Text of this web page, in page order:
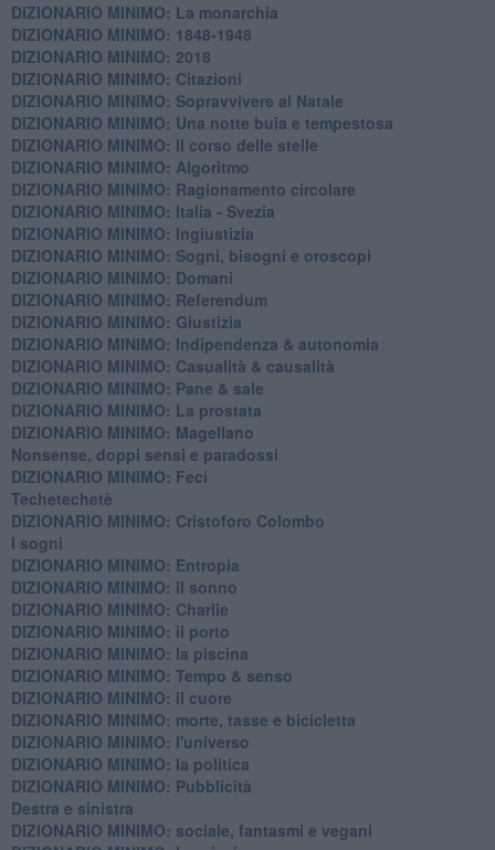
DIZIONARIO MINIMO: La monarchia
DIZIONARIO MINIMO: 1848-1948
DIZIONARIO MINIMO: 2018
DIZIONARIO MINIMO: Citazioni
DIZIONARIO MINIMO: ​Sopravvivere al Natale
DIZIONARIO MINIMO: ​Una notte buia e tempestosa
DIZIONARIO MINIMO: Il corso delle stelle
DIZIONARIO MINIMO: Algoritmo
DIZIONARIO MINIMO: Ragionamento circolare
DIZIONARIO MINIMO: Italia - Svezia
DIZIONARIO MINIMO: ​Ingiustizia
DIZIONARIO MINIMO: ​Sogni, bisogni e oroscopi
DIZIONARIO MINIMO: Domani
DIZIONARIO MINIMO: Referendum
DIZIONARIO MINIMO: Giustizia
DIZIONARIO MINIMO: ​Indipendenza & autonomia
DIZIONARIO MINIMO: ​Casualità & causalità
​DIZIONARIO MINIMO: Pane & sale
DIZIONARIO MINIMO: La prostata
​DIZIONARIO MINIMO: Magellano
Nonsense, doppi sensi e paradossi
DIZIONARIO MINIMO: Feci
Techetechetè
DIZIONARIO MINIMO: Cristoforo Colombo
I sogni
DIZIONARIO MINIMO: Entropia
DIZIONARIO MINIMO: il sonno
DIZIONARIO MINIMO: Charlie
DIZIONARIO MINIMO: il porto
DIZIONARIO MINIMO: la piscina
DIZIONARIO MINIMO: Tempo & senso
DIZIONARIO MINIMO: il cuore
DIZIONARIO MINIMO: morte, tasse e bicicletta
DIZIONARIO MINIMO: l'universo
DIZIONARIO MINIMO: la politica
DIZIONARIO MINIMO: Pubblicità
Destra e sinistra
DIZIONARIO MINIMO: sociale, fantasmi e vegani